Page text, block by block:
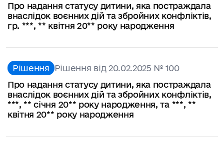
Про надання статусу дитини, яка постраждала
внаслідок воєнних дій та збройних конфліктів,
гр. ***, ** квітня 20** року народження
Рішення Рішення від 20.02.2025 № 100
Про надання статусу дитини, яка постраждала
внаслідок воєнних дій та збройних конфліктів,
***, ** січня 20** року народження, та ***, **
квітня 20** року народження